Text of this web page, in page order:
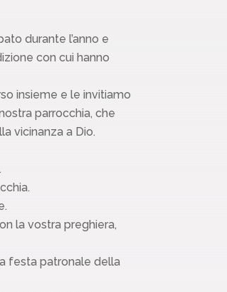
durante l’anno e
con cui hanno
insieme e le invitiamo
parrocchia, che
vicinanza a Dio.
la vostra preghiera,
festa patronale della